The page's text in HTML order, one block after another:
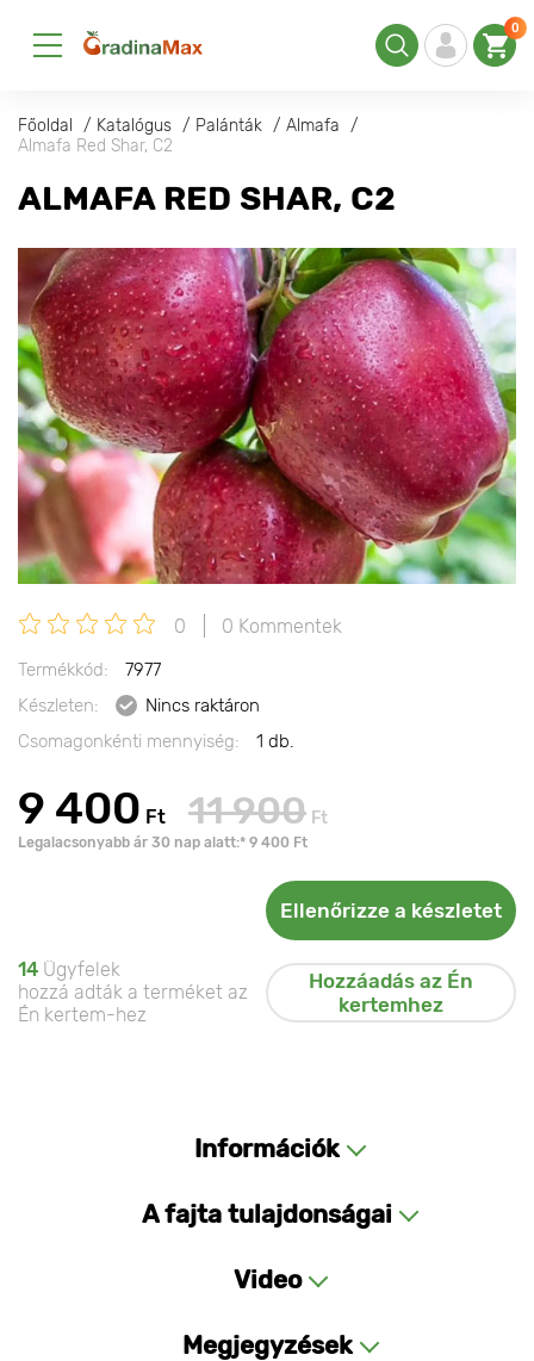
0
Főoldal Katalógus Palánták
Almafa
Almafa Red Shar, С2
ALMAFA RED SHAR, С2
0 0 Kommentek
Termékkód:
7977
Készleten:
Nincs raktáron
Csomagonkénti mennyiség:
1 db.
9 400 Ft 11 900 Ft
Legalacsonyabb ár 30 nap alatt:* 9 400 Ft
Ellenőrizze a készletet
14 Ügyfelek
hozzá adták a terméket az
Én kertem-hez
Hozzáadás az Én
kertemhez
Információk
A fajta tulajdonságai
Video
Megjegyzések